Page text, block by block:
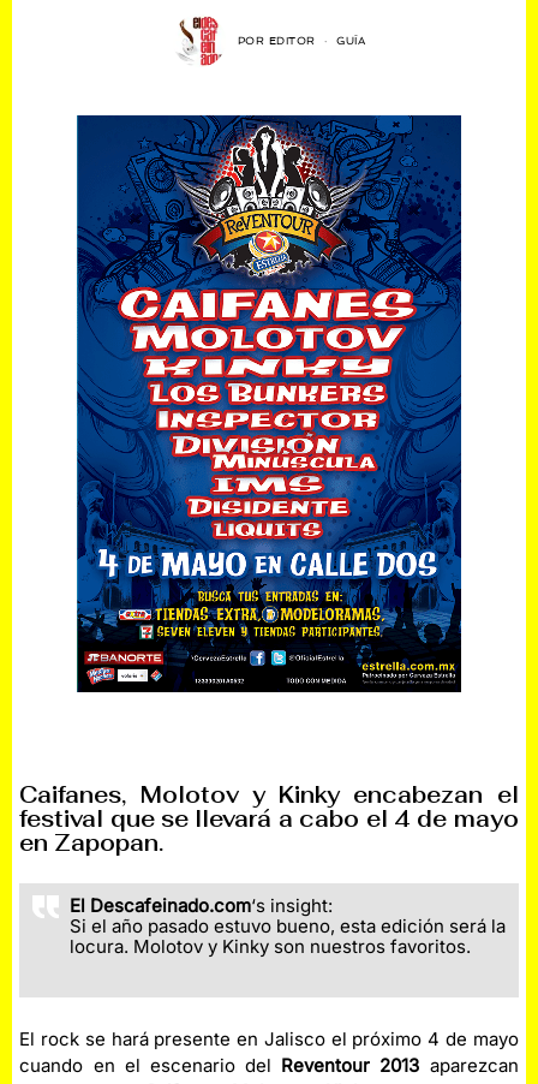
POR EDITOR GUÍA
Caifanes, Molotov y Kinky encabezan el
festival que se llevará a cabo el 4 de mayo
en Zapopan.
El Descafeinado.com‘s insight:
Si el año pasado estuvo bueno, esta edición será la
locura. Molotov y Kinky son nuestros favoritos.
El rock se hará presente en Jalisco el próximo 4 de mayo
cuando en el escenario del Reventour 2013 aparezcan